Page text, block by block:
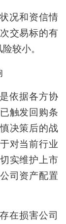
况和资信情
交易标的有
较小。
依据各方协
触发回购条
决策后的战
对当前行业
实维护上市
司资产配置
在损害公司